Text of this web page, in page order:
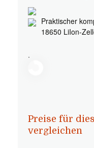
Praktischer
18650 LiIon-
.
Preise für
vergleichen